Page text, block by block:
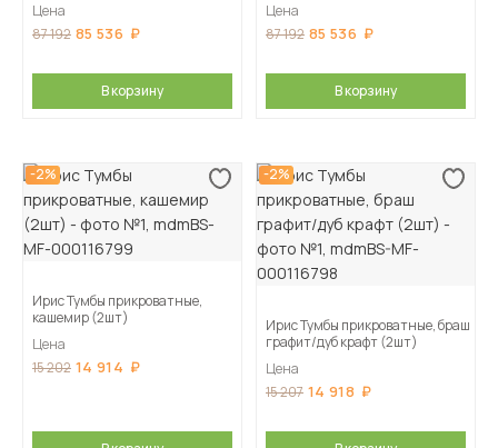
Цена
87 192 85 536
В корзину
Цена
87 192 85 536
В корзину
-2%
Ирис Тумбы прикроватные,
кашемир (2шт)
Цена
15 202 14 914
-2%
Ирис Тумбы прикроватные, браш
графит/дуб крафт (2шт)
Цена
15 207 14 918